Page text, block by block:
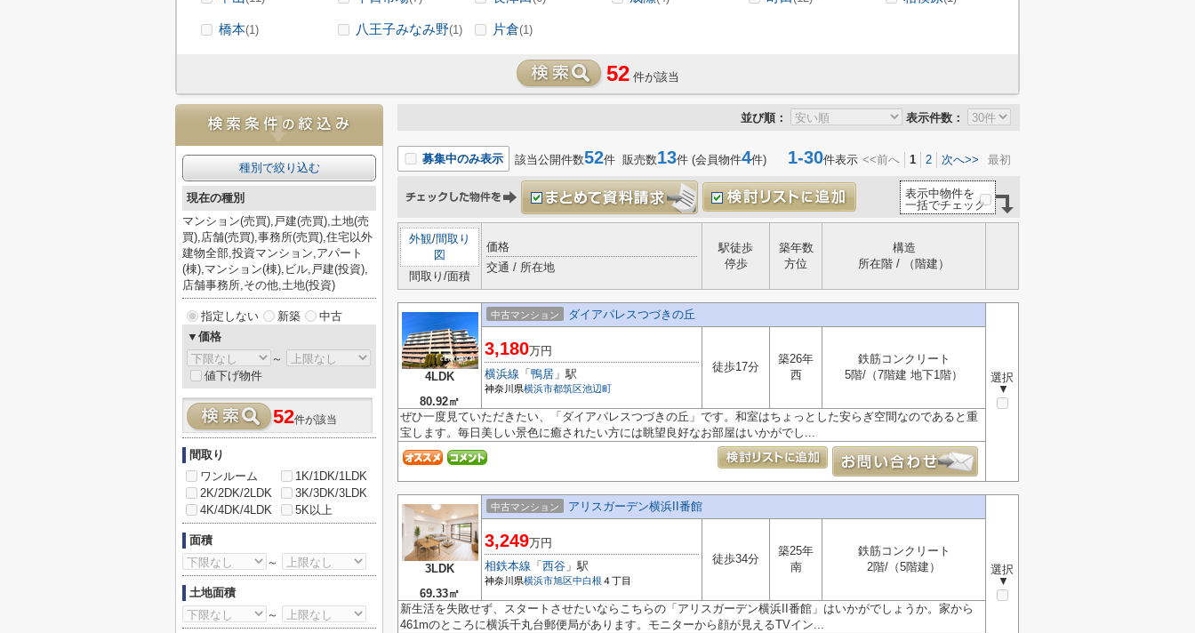
橋本(1) 八王子みなみ野(1) 片倉(1)
52 件が該当
並び順： 表示件数：
募集中のみ表示 該当公開件数52件 販売数13件 (会員物件4件) 1-30件表示 <<前へ 1 2 次へ>> 最初
表示中物件を
一括でチェック
外観/間取り
図
間取り/面積
価格
交通 / 所在地
駅徒歩
停歩
築年数
方位
構造
所在階 / （階建）
4LDK
80.92㎡
中古マンション ダイアパレスつづきの丘
選択
▼
3,180万円
横浜線 「 鴨居 」駅
神奈川県横浜市都筑区池辺町
徒歩17分
築26年
西
鉄筋コンクリート
5階/（7階建 地下1階）
ぜひ一度見ていただきたい、「ダイアパレスつづきの丘」です。和室はちょっとした安らぎ空間なのであると重
宝します。毎日美しい景色に癒されたい方には眺望良好なお部屋はいかがでし...
3LDK
69.33㎡
中古マンション アリスガーデン横浜II番館
選択
▼
3,249万円
相鉄本線 「 西谷 」駅
神奈川県横浜市旭区中白根 ４丁目
徒歩34分
築25年
南
鉄筋コンクリート
2階/（5階建）
新生活を失敗せず、スタートさせたいならこちらの「アリスガーデン横浜II番館」はいかがでしょうか。家から
461mのところに横浜千丸台郵便局があります。モニターから顔が見えるTVイン...
種別で絞り込む
現在の種別
マンション(売買),戸建(売買),土地(売
買),店舗(売買),事務所(売買),住宅以外
建物全部,投資マンション,アパート
(棟),マンション(棟),ビル,戸建(投資),
店舗事務所,その他,土地(投資)
指定しない 新築
中古
▼価格
～
値下げ物件
52件が該当
間取り
ワンルーム
1K/1DK/1LDK
2K/2DK/2LDK
3K/3DK/3LDK
4K/4DK/4LDK
5K以上
面積
～
土地面積
～